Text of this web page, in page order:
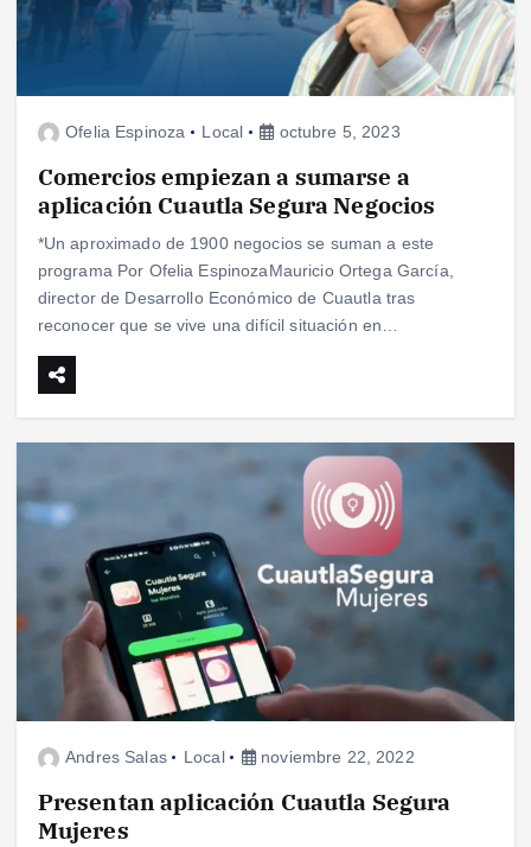
Ofelia Espinoza Local octubre 5, 2023
Comercios empiezan a sumarse a
aplicación Cuautla Segura Negocios
*Un aproximado de 1900 negocios se suman a este
programa Por Ofelia EspinozaMauricio Ortega García,
director de Desarrollo Económico de Cuautla tras
reconocer que se vive una difícil situación en…
Andres Salas Local noviembre 22, 2022
Presentan aplicación Cuautla Segura
Mujeres